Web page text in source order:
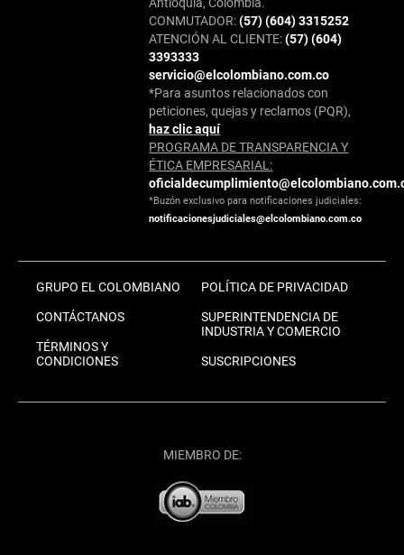
Antioquia, Colombia.
CONMUTADOR:(57) (604) 3315252
ATENCIÓN AL CLIENTE:(57) (604)
3393333
servicio@elcolombiano.com.co
*Para asuntos relacionados con
peticiones, quejas y reclamos (PQR),
haz clic aquí
PROGRAMA DE TRANSPARENCIA Y
ÉTICA EMPRESARIAL:
*Buzón exclusivo para notificaciones judiciales:
notificacionesjudiciales@elcolombiano.com.co
GRUPO EL COLOMBIANO
CONTÁCTANOS
TÉRMINOS Y
CONDICIONES
POLÍTICA DE PRIVACIDAD
SUPERINTENDENCIA DE
INDUSTRIA Y COMERCIO
SUSCRIPCIONES
MIEMBRO DE: